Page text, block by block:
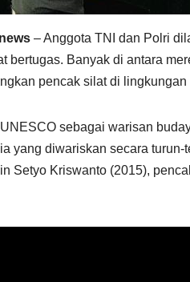
– Anggota TNI dan Polri
bertugas. Banyak di antara
pencak silat di
sebagai warisan
yang diwariskan secara
Setyo Kriswanto (2015),